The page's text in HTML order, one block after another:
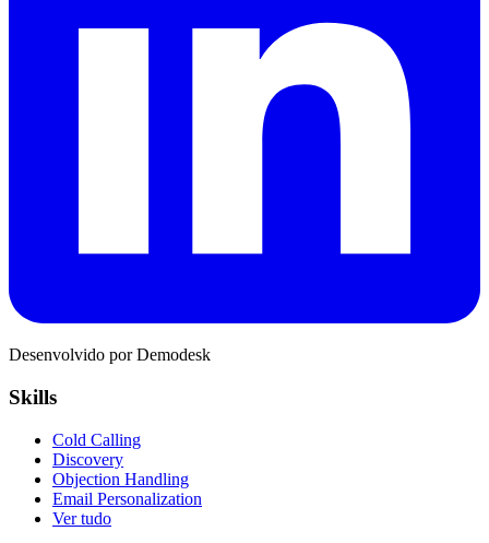
Desenvolvido por Demodesk
Skills
Cold Calling
Discovery
Objection Handling
Email Personalization
Ver tudo